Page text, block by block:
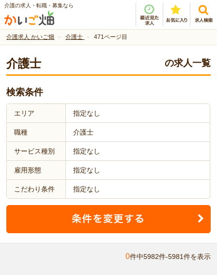
介護の求人・転職・募集なら
介護求人 かいご畑 介護士 471ページ目
介護士 の求人一覧
検索条件
エリア 指定なし
職種 介護士
サービス種別 指定なし
雇用形態 指定なし
こだわり条件 指定なし
0件中5982件-5981件を表示